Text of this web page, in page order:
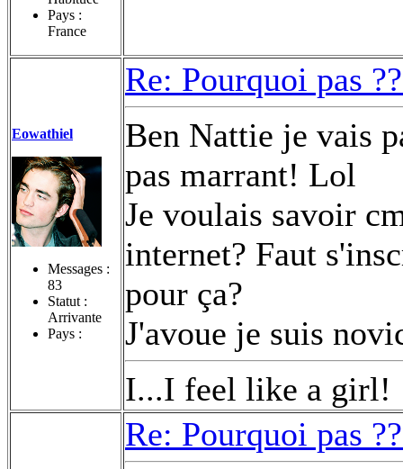
Pays :
France
Eowathiel
Messages :
83
Statut :
Arrivante
Pays :
Re: Pourquoi pas
Ben Nattie je vais
pas marrant! Lol
Je voulais savoir
internet? Faut
pour ça?
J'avoue je suis
I...I feel like a girl!
Re: Pourquoi pas